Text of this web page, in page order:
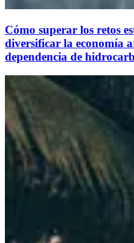
Cómo superar los retos
diversificar la economía
dependencia de